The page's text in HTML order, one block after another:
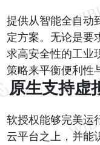
提供从智能全自动
定方案。无论是要
求高安全性的工业
策略来平衡便利性
原生支持虚
软授权能够完美运
云平台之上，并能